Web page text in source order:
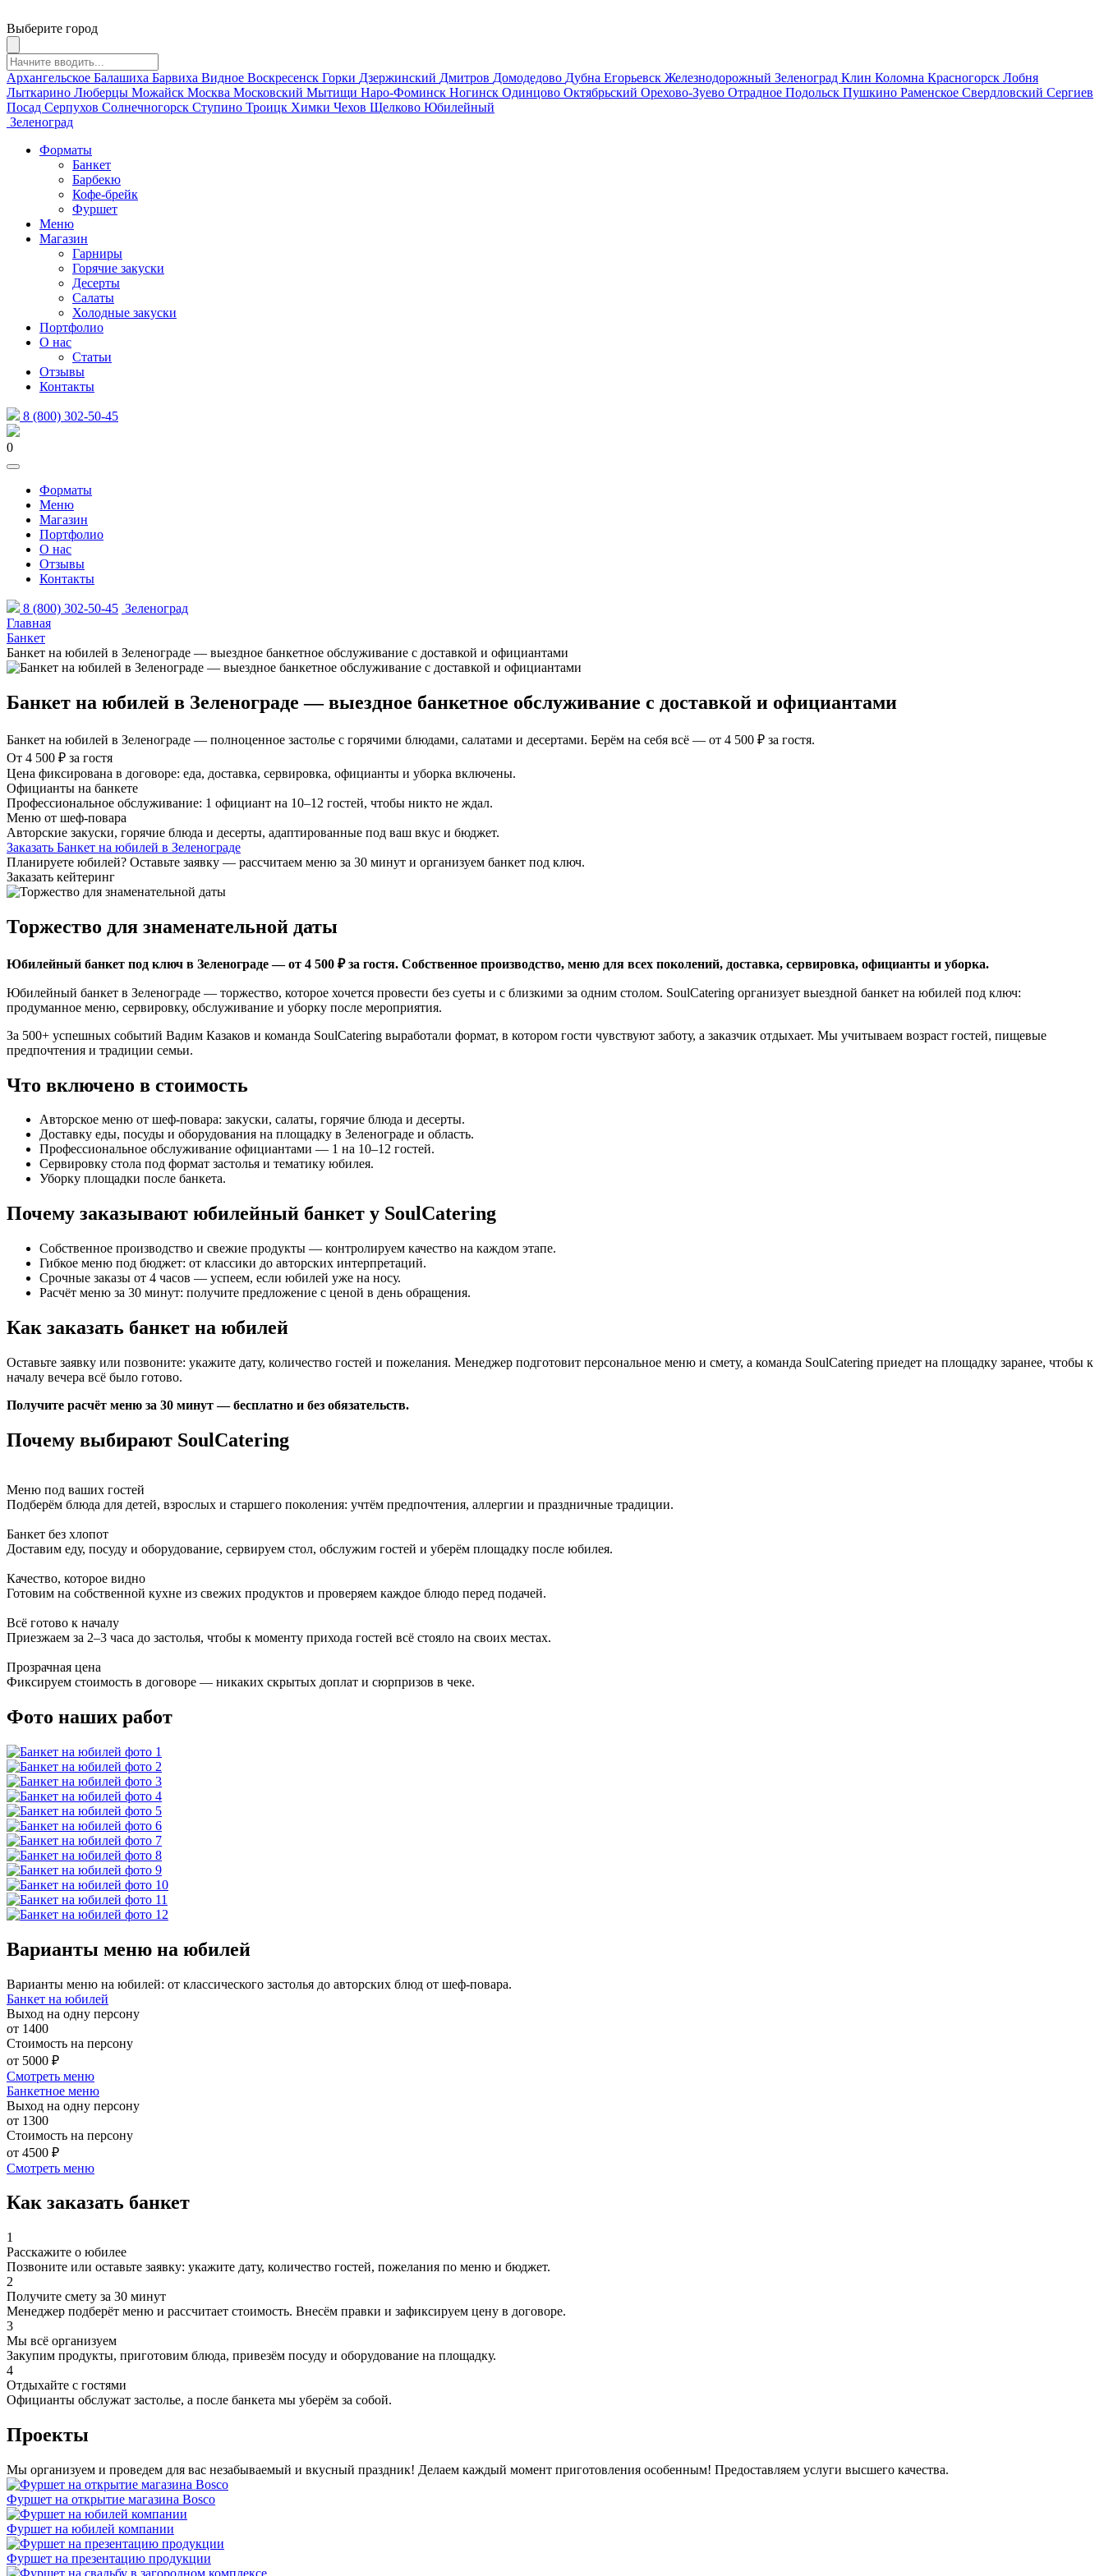
Выберите город
Архангельское Балашиха Барвиха Видное Воскресенск Горки Дзержинский Дмитров Домодедово Дубна Егорьевск Железнодорожный Зеленоград Клин Коломна Красногорск Лобня
Лыткарино Люберцы Можайск Москва Московский Мытищи Наро-Фоминск Ногинск Одинцово Октябрьский Орехово-Зуево Отрадное Подольск Пушкино Раменское Свердловский Сергиев
Посад Серпухов Солнечногорск Ступино Троицк Химки Чехов Щелково Юбилейный
Зеленоград
Форматы
Банкет
Барбекю
Кофе-брейк
Фуршет
Меню
Магазин
Гарниры
Горячие закуски
Десерты
Салаты
Холодные закуски
Портфолио
О нас
Статьи
Отзывы
Контакты
8 (800) 302-50-45
0
Форматы
Меню
Магазин
Портфолио
О нас
Отзывы
Контакты
8 (800) 302-50-45 Зеленоград
Главная
Банкет
Банкет на юбилей в Зеленограде — выездное банкетное обслуживание с доставкой и официантами
Банкет на юбилей в Зеленограде — выездное банкетное обслуживание с доставкой и официантами
Банкет на юбилей в Зеленограде — полноценное застолье с горячими блюдами, салатами и десертами. Берём на себя всё — от 4 500 ₽ за гостя.
От 4 500 ₽ за гостя
Цена фиксирована в договоре: еда, доставка, сервировка, официанты и уборка включены.
Официанты на банкете
Профессиональное обслуживание: 1 официант на 10–12 гостей, чтобы никто не ждал.
Меню от шеф-повара
Авторские закуски, горячие блюда и десерты, адаптированные под ваш вкус и бюджет.
Заказать Банкет на юбилей в Зеленограде
Планируете юбилей? Оставьте заявку — рассчитаем меню за 30 минут и организуем банкет под ключ.
Заказать кейтеринг
Торжество для знаменательной даты
Юбилейный банкет под ключ в Зеленограде — от 4 500 ₽ за гостя. Собственное производство, меню для всех поколений, доставка, сервировка, официанты и уборка.
Юбилейный банкет в Зеленограде — торжество, которое хочется провести без суеты и с близкими за одним столом. SoulCatering организует выездной банкет на юбилей под ключ:
продуманное меню, сервировку, обслуживание и уборку после мероприятия.
За 500+ успешных событий Вадим Казаков и команда SoulCatering выработали формат, в котором гости чувствуют заботу, а заказчик отдыхает. Мы учитываем возраст гостей, пищевые
предпочтения и традиции семьи.
Что включено в стоимость
Авторское меню от шеф-повара: закуски, салаты, горячие блюда и десерты.
Доставку еды, посуды и оборудования на площадку в Зеленограде и область.
Профессиональное обслуживание официантами — 1 на 10–12 гостей.
Сервировку стола под формат застолья и тематику юбилея.
Уборку площадки после банкета.
Почему заказывают юбилейный банкет у SoulCatering
Собственное производство и свежие продукты — контролируем качество на каждом этапе.
Гибкое меню под бюджет: от классики до авторских интерпретаций.
Срочные заказы от 4 часов — успеем, если юбилей уже на носу.
Расчёт меню за 30 минут: получите предложение с ценой в день обращения.
Как заказать банкет на юбилей
Оставьте заявку или позвоните: укажите дату, количество гостей и пожелания. Менеджер подготовит персональное меню и смету, а команда SoulCatering приедет на площадку заранее, чтобы к
началу вечера всё было готово.
Получите расчёт меню за 30 минут — бесплатно и без обязательств.
Почему выбирают SoulCatering
Меню под ваших гостей
Подберём блюда для детей, взрослых и старшего поколения: учтём предпочтения, аллергии и праздничные традиции.
Банкет без хлопот
Доставим еду, посуду и оборудование, сервируем стол, обслужим гостей и уберём площадку после юбилея.
Качество, которое видно
Готовим на собственной кухне из свежих продуктов и проверяем каждое блюдо перед подачей.
Всё готово к началу
Приезжаем за 2–3 часа до застолья, чтобы к моменту прихода гостей всё стояло на своих местах.
Прозрачная цена
Фиксируем стоимость в договоре — никаких скрытых доплат и сюрпризов в чеке.
Фото наших работ
Варианты меню на юбилей
Варианты меню на юбилей: от классического застолья до авторских блюд от шеф-повара.
Банкет на юбилей
Выход на одну персону
от 1400
Стоимость на персону
от 5000 ₽
Смотреть меню
Банкетное меню
Выход на одну персону
от 1300
Стоимость на персону
от 4500 ₽
Смотреть меню
Как заказать банкет
1
Расскажите о юбилее
Позвоните или оставьте заявку: укажите дату, количество гостей, пожелания по меню и бюджет.
2
Получите смету за 30 минут
Менеджер подберёт меню и рассчитает стоимость. Внесём правки и зафиксируем цену в договоре.
3
Мы всё организуем
Закупим продукты, приготовим блюда, привезём посуду и оборудование на площадку.
4
Отдыхайте с гостями
Официанты обслужат застолье, а после банкета мы уберём за собой.
Проекты
Мы организуем и проведем для вас незабываемый и вкусный праздник! Делаем каждый момент приготовления особенным! Предоставляем услуги высшего качества.
Фуршет на открытие магазина Bosco
Фуршет на юбилей компании
Фуршет на презентацию продукции